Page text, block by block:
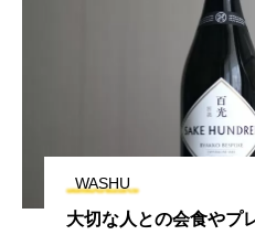
WASHU
大切な人との会食やプ